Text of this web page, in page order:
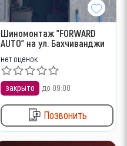
Шиномонтаж "FORWARD
AUTO" на ул. Бахчиванджи
нет оценок
закрыто до 09:00
Позвонить